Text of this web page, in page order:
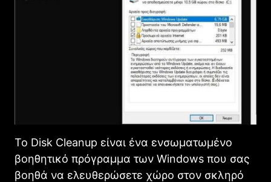
Το Disk Cleanup είναι ένα ενσωματωμένο
βοηθητικό πρόγραμμα των Windows που σας
βοηθά να ελευθερώσετε χώρο στον σκληρό